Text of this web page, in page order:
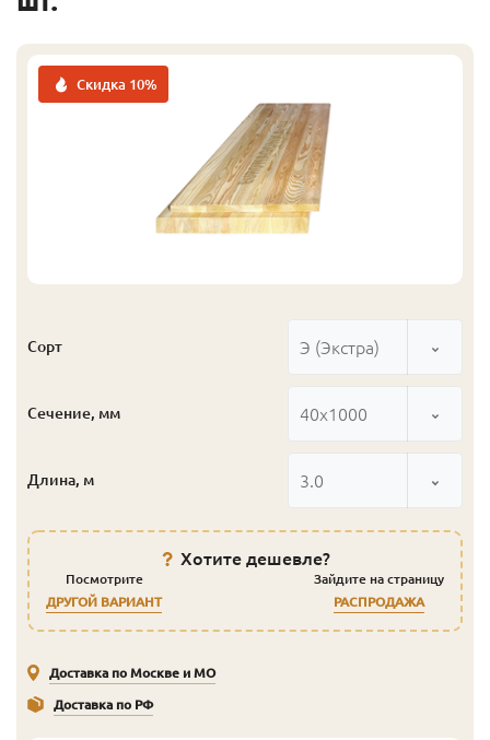
Скидка 10%
Сорт Э (Экстра)
Сечение, мм 40x1000
Длина, м 3.0
Хотите дешевле?
Посмотрите
ДРУГОЙ ВАРИАНТ
Зайдите на страницу
РАСПРОДАЖА
Доставка по Москве и МО
Доставка по РФ